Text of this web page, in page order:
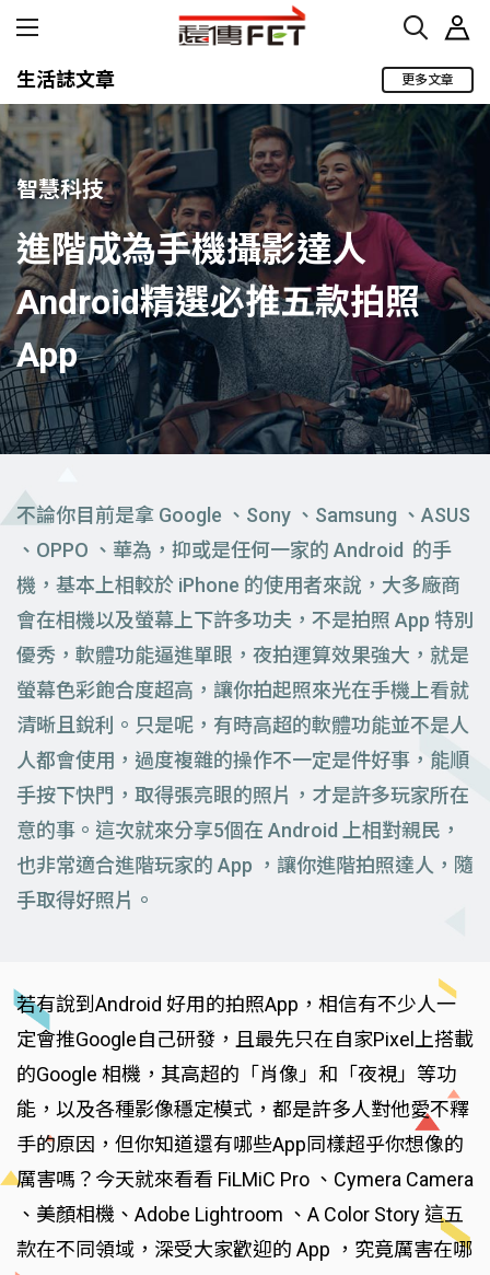
生活誌文章 更多文章
智慧科技
進階成為手機攝影達人
Android精選必推五款拍照
App
不論你目前是拿 Google 、Sony 、Samsung 、ASUS
、OPPO 、華為，抑或是任何一家的 Android 的手
機，基本上相較於 iPhone 的使用者來說，大多廠商
會在相機以及螢幕上下許多功夫，不是拍照 App 特別
優秀，軟體功能逼進單眼，夜拍運算效果強大，就是
螢幕色彩飽合度超高，讓你拍起照來光在手機上看就
清晰且銳利。只是呢，有時高超的軟體功能並不是人
人都會使用，過度複雜的操作不一定是件好事，能順
手按下快門，取得張亮眼的照片，才是許多玩家所在
意的事。這次就來分享5個在 Android 上相對親民，
也非常適合進階玩家的 App ，讓你進階拍照達人，隨
手取得好照片。
若有說到Android 好用的拍照App，相信有不少人一
定會推Google自己研發，且最先只在自家Pixel上搭載
的Google 相機，其高超的「肖像」和「夜視」等功
能，以及各種影像穩定模式，都是許多人對他愛不釋
手的原因，但你知道還有哪些App同樣超乎你想像的
厲害嗎？今天就來看看 FiLMiC Pro 、Cymera Camera
、美顏相機、Adobe Lightroom 、A Color Story 這五
款在不同領域，深受大家歡迎的 App ，究竟厲害在哪